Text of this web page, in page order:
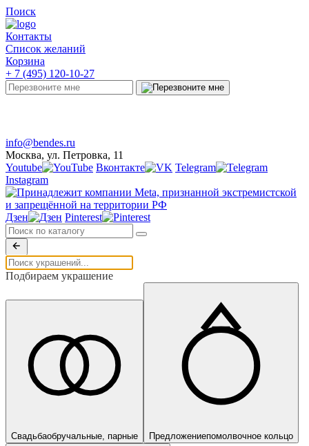
Поиск
Контакты
Список желаний
Корзина
+ 7 (495) 120-10-27
info@bendes.ru
Москва, ул. Петровка, 11
Youtube
Вконтакте
Telegram
Instagram
Дзен Pinterest
Подбираем украшение
Свадьбаобручальные, парные Предложениепомолвочное кольцо